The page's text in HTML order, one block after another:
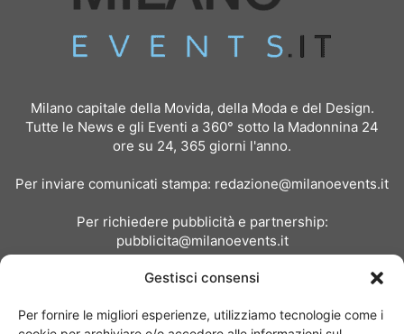
Gestisci consensi
Per fornire le migliori esperienze, utilizziamo tecnologie come i
Milano capitale della Movida, della Moda e del Design.
Tutte le News e gli Eventi a 360° sotto la Madonnina 24
ore su 24, 365 giorni l'anno.
Per inviare comunicati stampa: redazione@milanoevents.it
Per richiedere pubblicità e partnership:
pubblicita@milanoevents.it